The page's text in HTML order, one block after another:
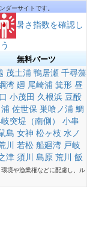
ーサイトです。
暑さ指数を確認し
無料パーツ
茂土浦 鴨居瀬 千尋藻
湾 廻 尾崎浦 箕形 昼
小茂田 久根浜 豆酘
佐世保 巣喰ノ浦 鯛
突堤（南側）
小串
島 女神 松ヶ枝 水ノ
川 若松 船廻湾 戸岐
津 須川 島原 荒川 飯
環境や漁業権などに配慮し、ル